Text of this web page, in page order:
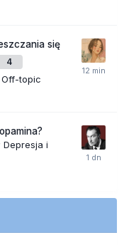
się
4
Off-topic
Depresja i